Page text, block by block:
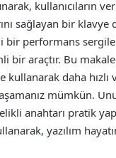
kullanıcıların
sağlayan bir
bir performans
bir araçtır. Bu
kullanarak daha
mümkün.
anahtarı pratik
yazılım